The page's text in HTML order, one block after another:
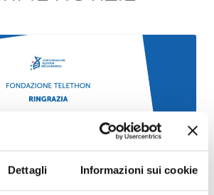
Dettagli Informazioni sui cookie